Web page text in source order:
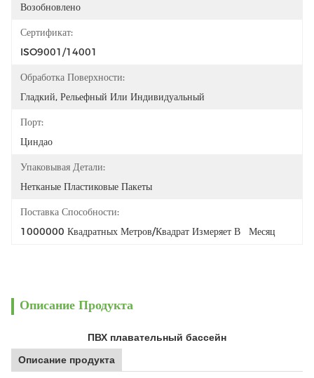
Возобновлено
Сертификат:
ISO9001/14001
Обработка Поверхности:
Гладкий, Рельефный Или Индивидуальный
Порт:
Циндао
Упаковывая Детали:
Нетканые Пластиковые Пакеты
Поставка Способности:
1000000 Квадратных Метров/квадрат Измеряет В   Месяц
Описание Продукта
ПВХ плавательный бассейн
Описание продукта